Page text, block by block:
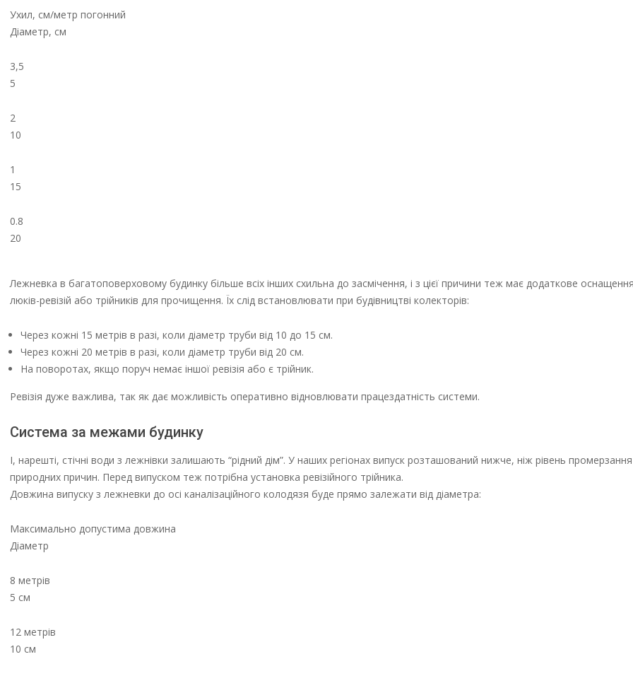
Ухил, см/метр погонний
Діаметр, см
3,5
5
2
10
1
15
0.8
20
Лежневка в багатоповерховому будинку більше всіх інших схильна до засмічення, і з цієї причини теж має додаткове оснащення
люків-ревізій або трійників для прочищення. Їх слід встановлювати при будівництві колекторів:
Через кожні 15 метрів в разі, коли діаметр труби від 10 до 15 см.
Через кожні 20 метрів в разі, коли діаметр труби від 20 см.
На поворотах, якщо поруч немає іншої ревізія або є трійник.
Ревізія дуже важлива, так як дає можливість оперативно відновлювати працездатність системи.
Система за межами будинку
І, нарешті, стічні води з лежнівки залишають “рідний дім”. У наших регіонах випуск розташований нижче, ніж рівень
природних причин. Перед випуском теж потрібна установка ревізійного трійника.
Довжина випуску з лежневки до осі каналізаційного колодязя буде прямо залежати від діаметра:
Максимально допустима довжина
Діаметр
8 метрів
5 см
12 метрів
10 см